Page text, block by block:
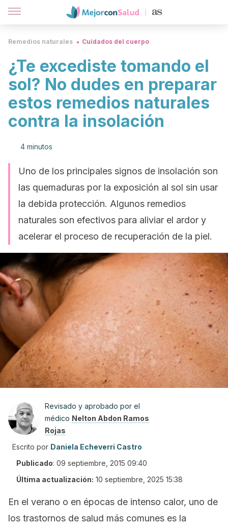
Remedios naturales Cuidados del cuerpo
¿Te excediste tomando el
sol? No dudes en preparar
estos remedios naturales
contra la insolación
4 minutos
Uno de los principales signos de insolación son
las quemaduras por la exposición al sol sin usar
la debida protección. Algunos remedios
naturales son efectivos para aliviar el ardor y
acelerar el proceso de recuperación de la piel.
Revisado y aprobado por el
médico Nelton Abdon Ramos
Rojas
Escrito por Daniela Echeverri Castro
Publicado: 09 septiembre, 2015 09:40
Última actualización: 10 septiembre, 2025 15:38
En el verano o en épocas de intenso calor, uno de
los trastornos de salud más comunes es la